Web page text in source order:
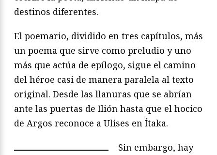
destinos diferentes.
El poemario, dividido en tres capítulos, más
un poema que sirve como preludio y uno
más que actúa de epílogo, sigue el camino
del héroe casi de manera paralela al texto
original. Desde las llanuras que se abrían
ante las puertas de Ilión hasta que el hocico
de Argos reconoce a Ulises en Ítaka.
Sin embargo, hay